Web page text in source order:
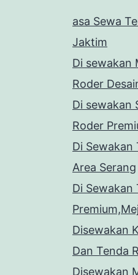
asa Sewa
Jaktim
Di sewakan
Roder
Di sewakan
Roder
Di Sewakan
Area Serang
Di Sewakan
Disewakan
Dan Tenda
Disewakan